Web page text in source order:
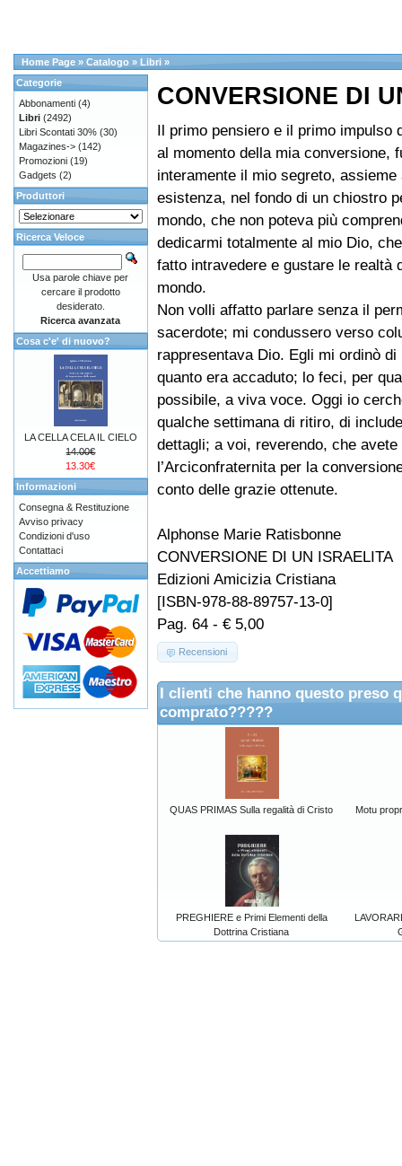
Home Page » Catalogo » Libri »
CONVERSIONE DI
Il primo pensiero e il primo impulso
al momento della mia conversione,
interamente il mio segreto, assieme
esistenza, nel fondo di un chiostro
mondo, che non poteva più
dedicarmi totalmente al mio Dio,
fatto intravedere e gustare le realtà
mondo.
Non volli affatto parlare senza il
sacerdote; mi condussero verso
rappresentava Dio. Egli mi ordinò di
quanto era accaduto; lo feci, per
possibile, a viva voce. Oggi io
qualche settimana di ritiro, di
dettagli; a voi, reverendo, che avete
l’Arciconfraternita per la
conto delle grazie ottenute.
Alphonse Marie Ratisbonne
CONVERSIONE DI UN ISRAELITA
Edizioni Amicizia Cristiana
[ISBN-978-88-89757-13-0]
Pag. 64 - € 5,00
Recensioni
I clienti che hanno questo preso
comprato?????
QUAS PRIMAS Sulla regalità di Cristo Motu
PREGHIERE e Primi Elementi della
Dottrina Cristiana
Categorie
Abbonamenti (4)
Libri (2492)
Libri Scontati 30% (30)
Magazines-> (142)
Promozioni (19)
Gadgets (2)
Produttori
Ricerca Veloce
Usa parole chiave per
cercare il prodotto
desiderato.
Ricerca avanzata
Cosa c'e' di nuovo?
LA CELLA CELA IL CIELO
14.00€
13.30€
Informazioni
Consegna & Restituzione
Avviso privacy
Condizioni d'uso
Contattaci
Accettiamo